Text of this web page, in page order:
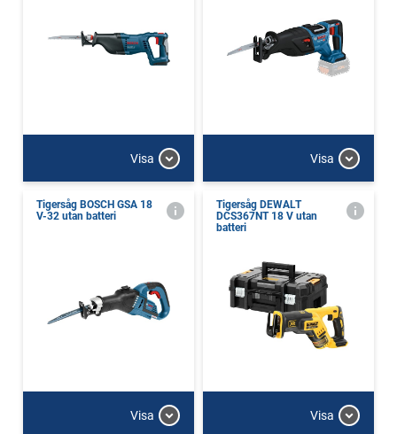
Visa Visa
Tigersåg BOSCH GSA 18
V-32 utan batteri
Visa
Tigersåg DEWALT
DCS367NT 18 V utan
batteri
Visa